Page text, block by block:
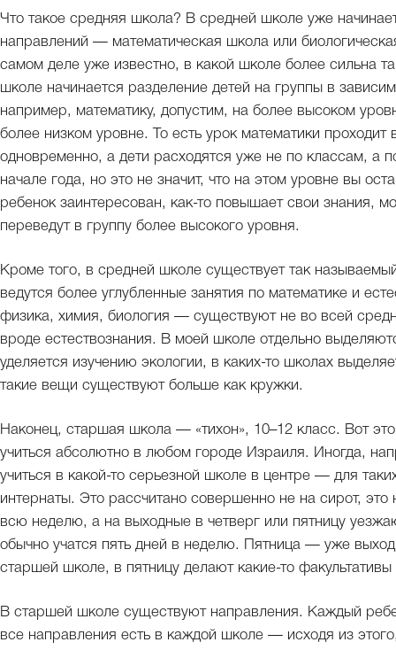
Что такое средняя школа? В средней школе уже
направлений — математическая школа или
самом деле уже известно, в какой школе более сильна
школе начинается разделение детей на группы в
например, математику, допустим, на более высоком
более низком уровне. То есть урок математики
одновременно, а дети расходятся уже не по классам, а
начале года, но это не значит, что на этом уровне вы
ребенок заинтересован, как-то повышает свои знания,
переведут в группу более высокого уровня.
Кроме того, в средней школе существует так
ведутся более углубленные занятия по математике и
физика, химия, биология — существуют не во всей
вроде естествознания. В моей школе отдельно
уделяется изучению экологии, в каких-то школах
такие вещи существуют больше как кружки.
Наконец, старшая школа — «тихон», 10–12 класс. Вот
учиться абсолютно в любом городе Израиля. Иногда,
учиться в какой-то серьезной школе в центре — для
интернаты. Это рассчитано совершенно не на сирот,
всю неделю, а на выходные в четверг или пятницу
обычно учатся пять дней в неделю. Пятница — уже
старшей школе, в пятницу делают какие-то
В старшей школе существуют направления. Каждый
все направления есть в каждой школе — исходя из